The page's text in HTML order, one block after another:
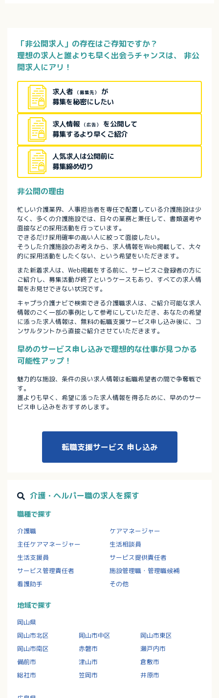
「非公開求人」の存在はご存知ですか？
理想の求人と誰よりも早く出会うチャンスは、
非公
開求人にアリ！
求人者 （募集先）
が
募集を秘密にしたい
求人情報 （広告）
を公開して
募集するより早くご紹介
人気求人は公開前に
募集締め切り
非公開の理由
忙しい介護業界、人事担当者を専任で配置している介護施設は少
なく、多くの介護施設では、日々の業務と兼任して、書類選考や
面接などの採用活動を行っています。
できるだけ採用確率の高い人に絞って面接したい。
そうした介護施設のお考えから、求人情報をWeb掲載して、大々
的に採用活動をしたくない、という希望をいただきます。
また新着求人は、Web掲載をする前に、サービスご登録者の方に
ご紹介し、募集活動が終了というケースもあり、すべての求人情
報をお見せできない状況です。
キャプラ介護ナビで検索できる介護職求人は、ご紹介可能な求人
情報のごく一部の事例として参考にしていただき、あなたの希望
に添った求人情報は、無料の転職支援サービス申し込み後に、コ
ンサルタントから直接ご紹介させていただきます。
早めのサービス申し込みで理想的な仕事が見つかる
可能性アップ！
魅力的な施設、条件の良い求人情報は転職希望者の間で争奪戦で
す。
誰よりも早く、希望に添った求人情報を得るために、早めのサー
ビス申し込みをおすすめします。
転職支援サービス 申し込み
介護・ヘルパー職の求人を探す
職種で探す
介護職
ケアマネージャー
主任ケアマネージャー
生活相談員
生活支援員
サービス提供責任者
サービス管理責任者
施設管理職・管理職候補
看護助手
その他
地域で探す
岡山県
岡山市北区
岡山市中区
岡山市東区
岡山市南区
赤磐市
瀬戸内市
備前市
津山市
倉敷市
総社市
笠岡市 井原市